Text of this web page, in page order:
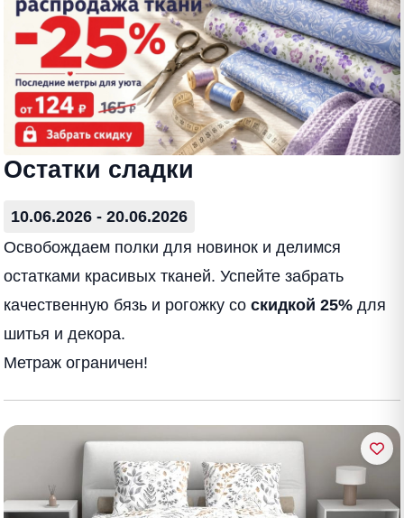
Остатки сладки
10.06.2026 - 20.06.2026
Освобождаем полки для новинок и делимся
остатками красивых тканей. Успейте забрать
качественную бязь и рогожку со скидкой 25% для
шитья и декора.
Метраж ограничен!